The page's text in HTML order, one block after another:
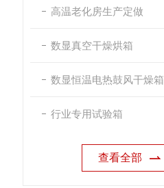
高温老化房生产定做
数显真空干燥烘箱
数显恒温电热鼓风干燥箱
行业专用试验箱
查看全部